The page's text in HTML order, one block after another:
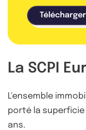
Télécharger
La SCPI
L'ensemble
porté la superficie
ans.